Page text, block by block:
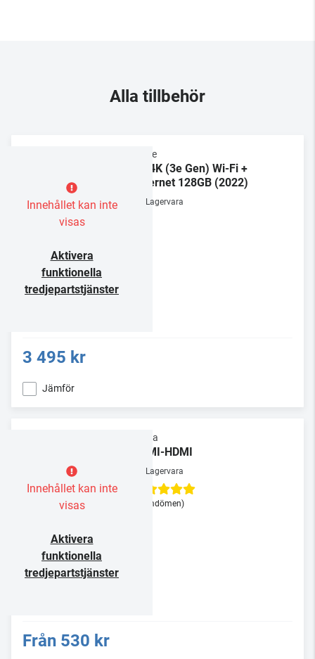
Alla tillbehör
Innehållet kan inte
visas
Aktivera
funktionella
tredjepartstjänster
Apple
TV 4K (3e Gen) Wi-Fi +
Ethernet 128GB (2022)
Lagervara
3 495 kr
Jämför
Innehållet kan inte
visas
Aktivera
funktionella
tredjepartstjänster
Supra
HDMI-HDMI
Lagervara
(3 omdömen)
Från 530 kr